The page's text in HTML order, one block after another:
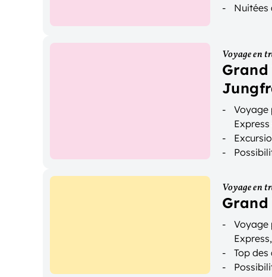
Nuitées
Voyage en
Voyage
Voyage en
Voyage
Top des